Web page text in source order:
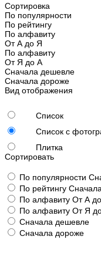
Сортировка
По популярности
По рейтингу
По алфавиту
От А до Я
По алфавиту
От Я до А
Сначала дешевле
Сначала дороже
Вид отображения
Список
Список с
Плитка
Сортировать
По популярности
По рейтингу
По алфавиту От А
По алфавиту От Я
Сначала дешевле
Сначала дороже